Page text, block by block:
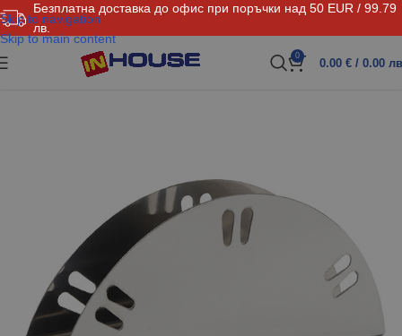
Безплатна доставка до офис при поръчки над 50 EUR / 99.79
лв.
Skip to navigation
Skip to main content
0
0.00 € / 0.00